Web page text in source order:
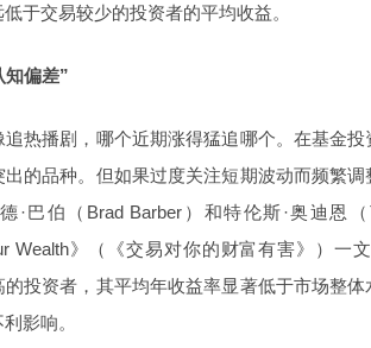
于交易较少的投资者的平均收益。
知偏差”
热播剧，哪个近期涨得猛追哪个。在基金
的品种。但如果过度关注短期波动而频繁
·巴伯（Brad Barber）和特伦斯·奥迪恩（
Wealth》（《交易对你的财富有害》）一
投资者，其平均年收益率显著低于市场整
影响。